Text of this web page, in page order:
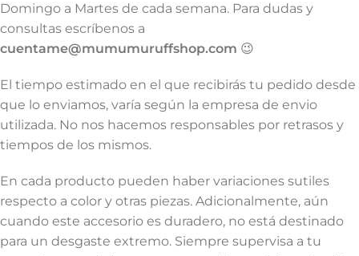
Domingo a Martes de cada semana. Para dudas y
consultas escríbenos a
cuentame@mumumuruffshop.com 😉
El tiempo estimado en el que recibirás tu pedido desde
que lo enviamos, varía según la empresa de envio
utilizada. No nos hacemos responsables por retrasos y
tiempos de los mismos.
En cada producto pueden haber variaciones sutiles
respecto a color y otras piezas. Adicionalmente, aún
cuando este accesorio es duradero, no está destinado
para un desgaste extremo. Siempre supervisa a tu